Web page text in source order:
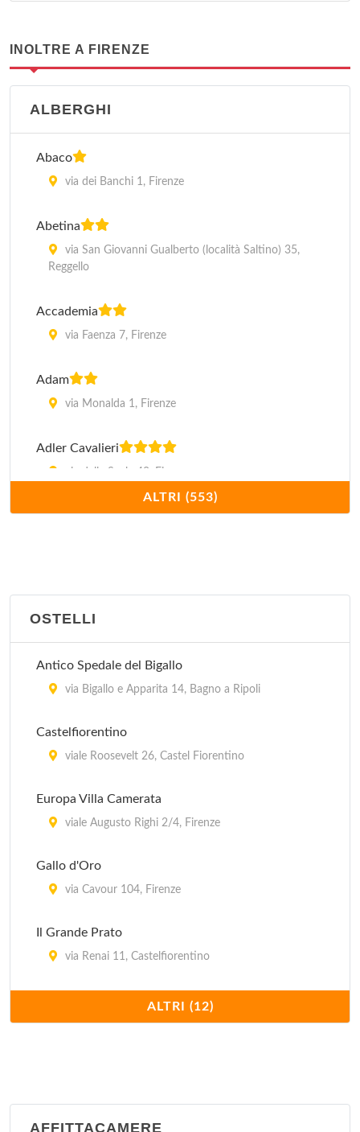
INOLTRE A FIRENZE
ALBERGHI
Abaco
via dei Banchi 1, Firenze
Abetina
via San Giovanni Gualberto (località Saltino) 35,
Reggello
Accademia
via Faenza 7, Firenze
Adam
via Monalda 1, Firenze
Adler Cavalieri
Adria 2
Alba
via della Scala 22, Firenze
ALTRI (553)
OSTELLI
Antico Spedale del Bigallo
via Bigallo e Apparita 14, Bagno a Ripoli
Castelfiorentino
viale Roosevelt 26, Castel Fiorentino
Europa Villa Camerata
viale Augusto Righi 2/4, Firenze
Gallo d'Oro
via Cavour 104, Firenze
Il Grande Prato
via Renai 11, Castelfiorentino
via Guglielmo Marconi 25/27, Montaione
ALTRI (12)
AFFITTACAMERE